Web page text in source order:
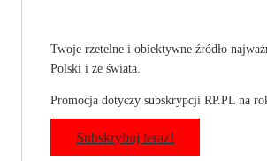
Twoje rzetelne i obiektywne źródło
Polski i ze świata.
Promocja dotyczy subskrypcji RP.PL na
Subskrybuj teraz!